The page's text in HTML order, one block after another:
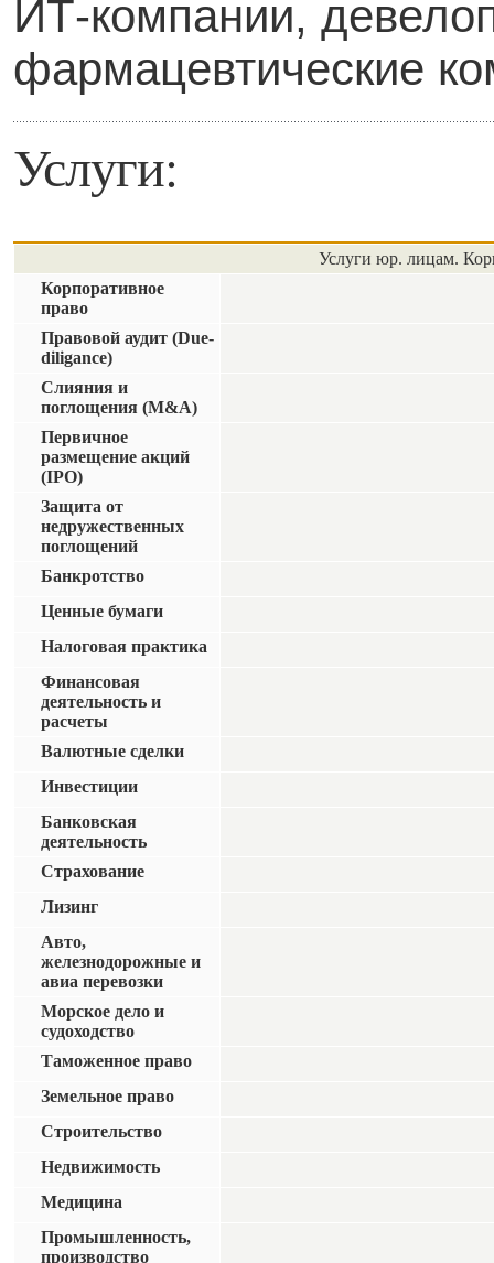
ИТ-компании,
фармацевтические
Услуги:
Услуги юр. лицам.
Корпоративное
право
Правовой аудит (Due-
diligance)
Слияния и
поглощения (M&A)
Первичное
размещение акций
(IPO)
Защита от
недружественных
поглощений
Банкротство
Ценные бумаги
Налоговая практика
Финансовая
деятельность и
расчеты
Валютные сделки
Инвестиции
Банковская
деятельность
Страхование
Лизинг
Авто,
железнодорожные и
авиа перевозки
Морское дело и
судоходство
Таможенное право
Земельное право
Строительство
Недвижимость
Медицина
Промышленность,
производство